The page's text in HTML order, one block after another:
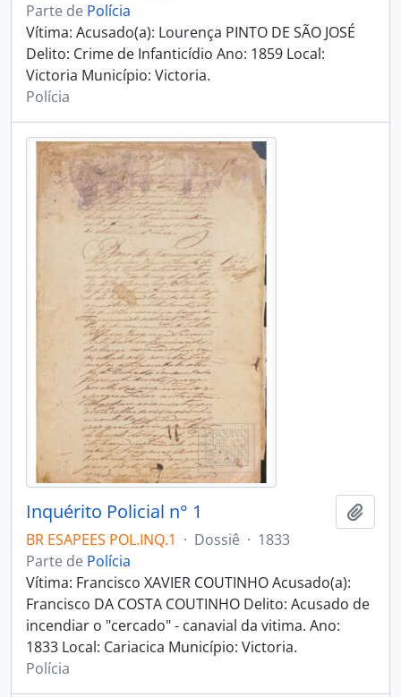
Parte de Polícia
Vítima: Acusado(a): Lourença PINTO DE SÃO JOSÉ
Delito: Crime de Infanticídio Ano: 1859 Local:
Victoria Município: Victoria.
Polícia
Inquérito Policial n° 1
BR ESAPEES POL.INQ.1 · Dossiê · 1833
Parte de Polícia
Vítima: Francisco XAVIER COUTINHO Acusado(a):
Francisco DA COSTA COUTINHO Delito: Acusado de
incendiar o "cercado" - canavial da vitima. Ano:
1833 Local: Cariacica Município: Victoria.
Polícia